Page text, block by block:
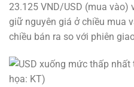
23.125 VND/USD (mua vào)
giữ nguyên giá ở chiều mua
chiều bán ra so với phiên